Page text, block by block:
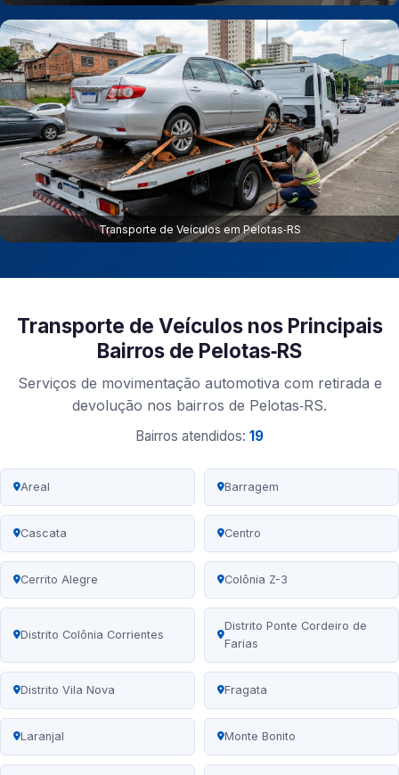
Transporte de Veículos em Pelotas‑RS
Transporte de Veículos nos Principais
Bairros de Pelotas‑RS
Serviços de movimentação automotiva com retirada e
devolução nos bairros de Pelotas‑RS.
Bairros atendidos: 19
Areal Barragem
Cascata Centro
Cerrito Alegre Colônia Z-3
Distrito Colônia Corrientes
Distrito Ponte Cordeiro de
Farias
Distrito Vila Nova Fragata
Laranjal Monte Bonito